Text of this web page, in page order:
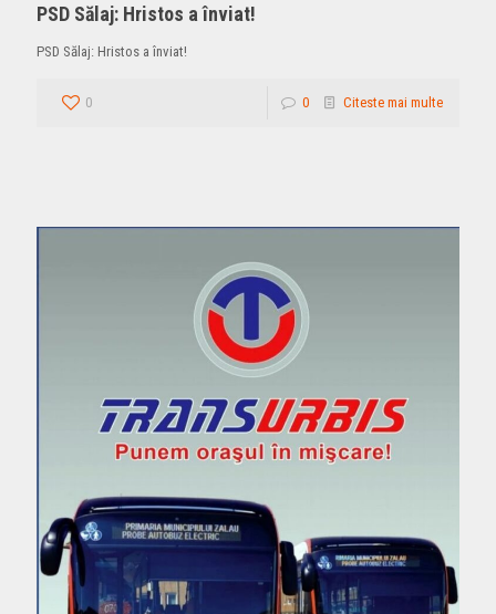
PSD Sălaj: Hristos a înviat!
PSD Sălaj: Hristos a înviat!
0 0 Citeste mai multe